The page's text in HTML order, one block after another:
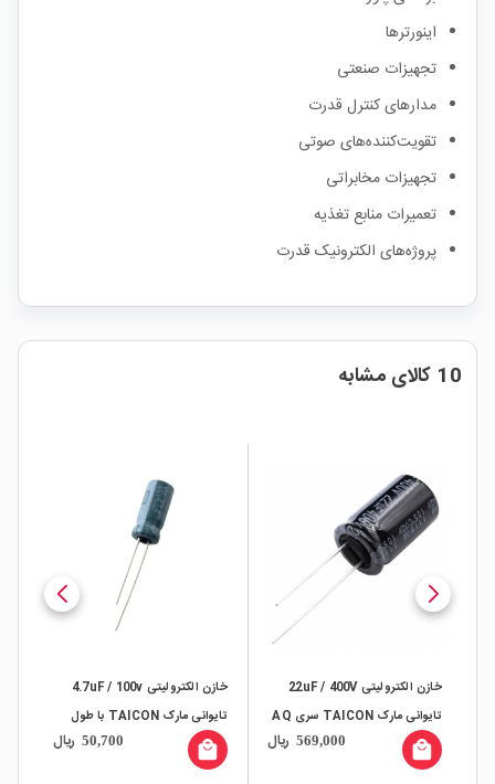
اینورترها
تجهیزات صنعتی
مدارهای کنترل قدرت
تقویت‌کننده‌های صوتی
تجهیزات مخابراتی
تعمیرات منابع تغذیه
پروژه‌های الکترونیک قدرت
10 کالای مشابه
خازن الکترولیتی 22uF / 400V
تایوانی مارک TAICON سری AQ
569,000 ریال local_mall
خازن الکترولیتی 4.7uF / 100v
تایوانی مارک TAICON با طول
عمر بالا
50,700 ریال local_mall